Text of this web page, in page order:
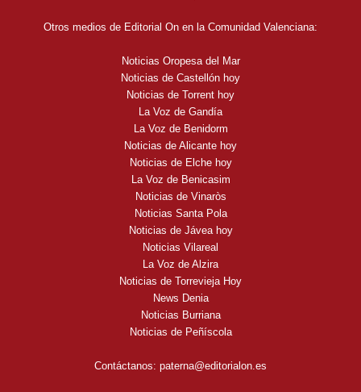
Otros medios de Editorial On en la Comunidad Valenciana:
Noticias Oropesa del Mar
Noticias de Castellón hoy
Noticias de Torrent hoy
La Voz de Gandía
La Voz de Benidorm
Noticias de Alicante hoy
Noticias de Elche hoy
La Voz de Benicasim
Noticias de Vinaròs
Noticias Santa Pola
Noticias de Jávea hoy
Noticias Vilareal
La Voz de Alzira
Noticias de Torrevieja Hoy
News Denia
Noticias Burriana
Noticias de Peñíscola
Contáctanos: paterna@editorialon.es